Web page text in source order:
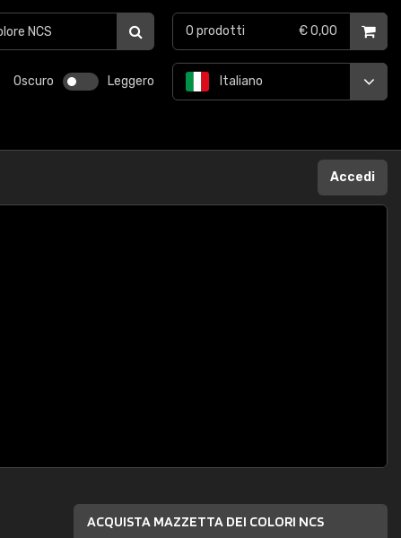
Oscuro Leggero Italiano
0 prodotti € 0,00
Accedi
ACQUISTA MAZZETTA DEI COLORI NCS